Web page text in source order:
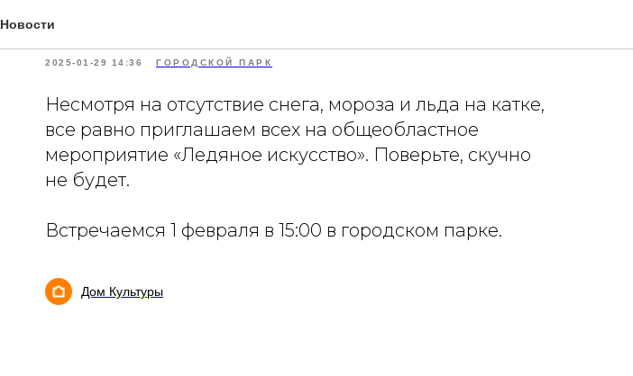
НовостиЛедяное искусство
2025-01-29 14:36 ГОРОДСКОЙ ПАРК
Несмотря на отсутствие снега, мороза и льда на катке,
все равно приглашаем всех на общеобластное
мероприятие «Ледяное искусство». Поверьте, скучно
не будет.
Встречаемся 1 февраля в 15:00 в городском парке.
Дом Культуры